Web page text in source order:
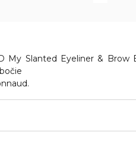
My Slanted Eyeliner & Brow